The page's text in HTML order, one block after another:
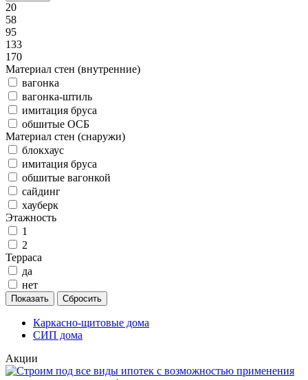
20
58
95
133
170
Материал стен (внутренние)
вагонка
вагонка-штиль
имитация бруса
обшитые ОСБ
Материал стен (снаружи)
блокхаус
имитация бруса
обшитые вагонкой
сайдинг
хауберк
Этажность
1
2
Терраса
да
нет
Каркасно-щитовые дома
СИП дома
Акции